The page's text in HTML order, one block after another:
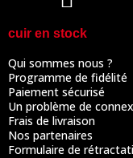
cuir en stock
Qui sommes nous ?
Programme de fidélité
Paiement sécurisé
Un problème de
Frais de livraison
Nos partenaires
Formulaire de